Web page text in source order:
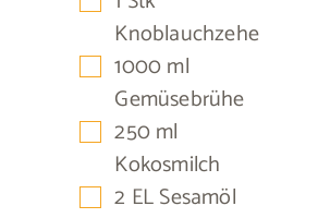
Knoblauchzehe
▢
1000ml
Gemüsebrühe
▢
250ml
Kokosmilch
▢
2 ELSesamöl